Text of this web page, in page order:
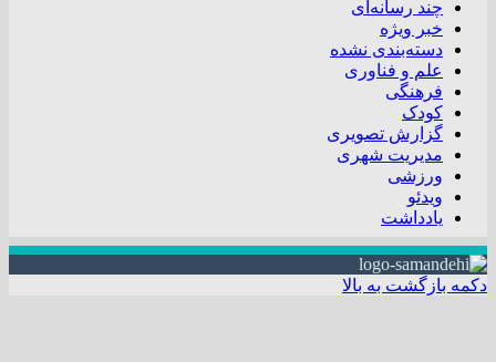
چند رسانه‌ای
خبر ویژه
دسته‌بندی نشده
علم و فناوری
فرهنگی
کودک
گزارش تصویری
مدیریت شهری
ورزشی
ویدئو
یادداشت
دکمه بازگشت به بالا